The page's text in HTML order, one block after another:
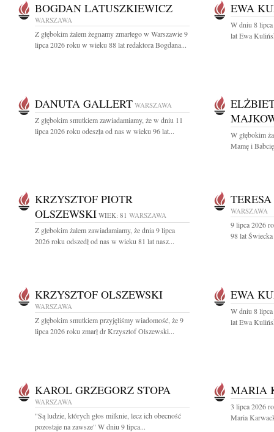
BOGDAN LATUSZKIEWICZ
WARSZAWA
Z głębokim żalem żegnamy zmarłego w Warszawie 9
lipca 2026 roku w wieku 88 lat redaktora Bogdana...
EWA
W dniu 8
lat Ewa
DANUTA GALLERT WARSZAWA
Z głębokim smutkiem zawiadamiamy, że w dniu 11
lipca 2026 roku odeszła od nas w wieku 96 lat...
W głębokim
Mamę i
KRZYSZTOF PIOTR
OLSZEWSKI WIEK: 81 WARSZAWA
Z głebokim żalem zawiadamiamy, że dnia 9 lipca
2026 roku odszedł od nas w wieku 81 lat nasz...
WARSZAWA
9 lipca 2026
98 lat
KRZYSZTOF OLSZEWSKI
WARSZAWA
Z głębokim smutkiem przyjęliśmy wiadomość, że 9
lipca 2026 roku zmarł dr Krzysztof Olszewski...
EWA
W dniu 8
lat Ewa
KAROL GRZEGORZ STOPA
WARSZAWA
"Są ludzie, których głos milknie, lecz ich obecność
pozostaje na zawsze" W dniu 9 lipca...
MARIA
3 lipca 2026
Maria